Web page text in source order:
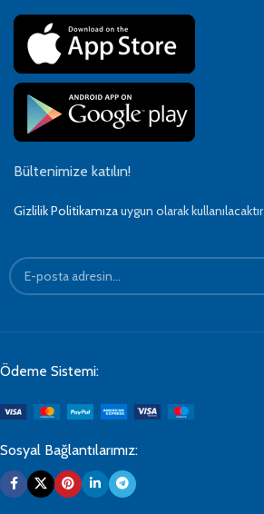
Bültenimize katılın!
Gizlilik Politikamızauygun olarak kullanılacaktır
Ödeme Sistemi:
Sosyal Bağlantılarımız: